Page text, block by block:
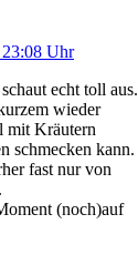
Uhr
echt toll aus.
wieder
mit Kräutern
schmecken kann.
fast nur von
(noch)auf